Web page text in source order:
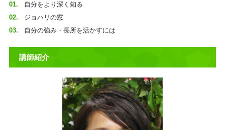
自分をより深く知る
ジョハリの窓
自分の強み・長所を活かすには
講師紹介